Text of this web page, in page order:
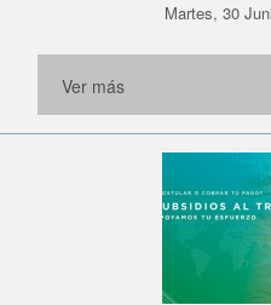
Martes, 30
Ver más